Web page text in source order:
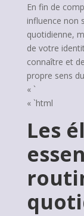
En fin de
influence non
quotidienne,
de votre
connaître et
propre sens
« `
« `html
Les